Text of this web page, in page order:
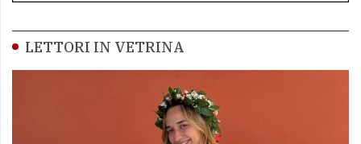
LETTORI IN VETRINA